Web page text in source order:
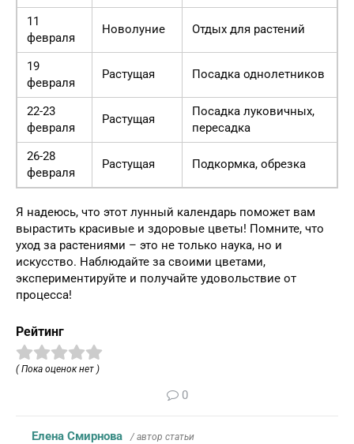
11
февраля
Новолуние Отдых для растений
19
февраля
Растущая Посадка однолетников
22-23
февраля
Растущая
Посадка луковичных,
пересадка
26-28
февраля
Растущая Подкормка, обрезка
Я надеюсь, что этот лунный календарь поможет вам
вырастить красивые и здоровые цветы! Помните, что
уход за растениями – это не только наука, но и
искусство. Наблюдайте за своими цветами,
экспериментируйте и получайте удовольствие от
процесса!
Рейтинг
( Пока оценок нет )
0
Елена Смирнова / автор статьи